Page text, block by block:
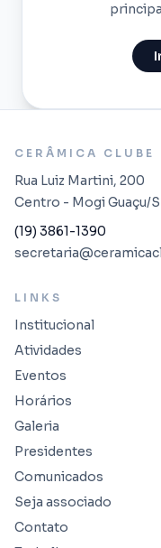
CERÂMICA CLUBE
Rua Luiz Martini, 200
Centro - Mogi Guaçu/
(19) 3861-1390
LINKS
Institucional
Atividades
Eventos
Horários
Galeria
Presidentes
Comunicados
Seja associado
Contato